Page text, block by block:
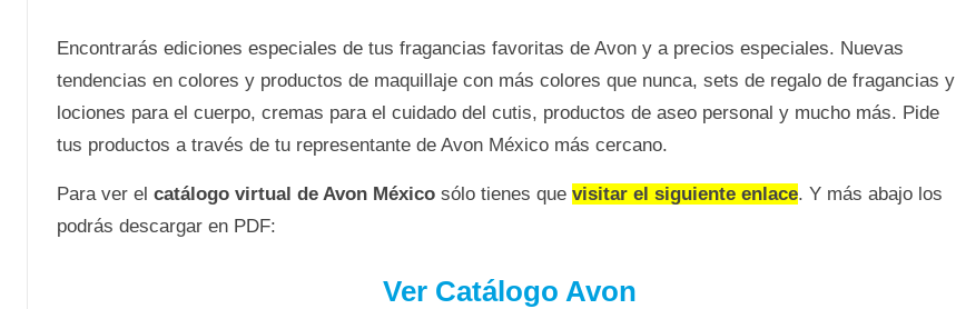
Encontrarás ediciones especiales de tus fragancias favoritas de Avon y a precios especiales. Nuevas
tendencias en colores y productos de maquillaje con más colores que nunca, sets de regalo de fragancias y
lociones para el cuerpo, cremas para el cuidado del cutis, productos de aseo personal y mucho más. Pide
tus productos a través de tu representante de Avon México más cercano.
Para ver el catálogo virtual de Avon Méxicosólo tienes que visitar el siguiente enlace. Y más abajo los
podrás descargar en PDF:
Ver Catálogo Avon